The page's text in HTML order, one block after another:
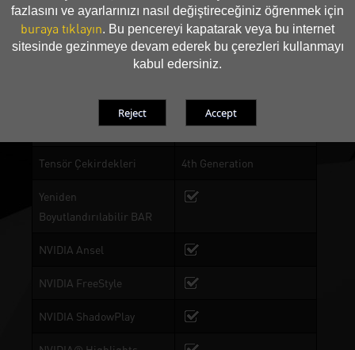
fazlasını ve ayarlarınızı nasıl değiştireceğiniz öğrenmek için
buraya tıklayın. Bu pencereyi kapatarak veya bu internet
sitesinde gezinmeye devam ederek bu çerezleri kullanmayı
kabul edersiniz.
DrMOS
NVIDIA Mimarisi Ada Lovelace
Işın İzleme Çekirdekleri 3rd Generation
Tensör Çekirdekleri 4th Generation
Yeniden
Boyutlandırılabilir BAR
NVIDIA Ansel
NVIDIA FreeStyle
NVIDIA ShadowPlay